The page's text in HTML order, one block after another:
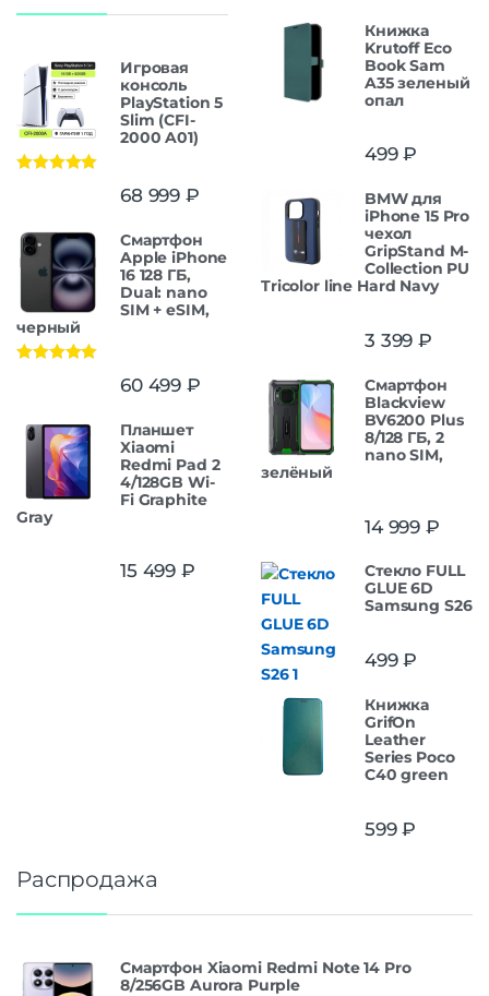
Игровая
консоль
PlayStation 5
Slim (CFI-
2000 A01)
68 999 ₽
Смартфон
Apple iPhone
16 128 ГБ,
Dual: nano
SIM + eSIM,
черный
60 499 ₽
Планшет
Xiaomi
Redmi Pad 2
4/128GB Wi-
Fi Graphite
Gray
15 499 ₽
Книжка
Krutoff Eco
Book Sam
A35 зеленый
опал
499₽
BMW для
iPhone 15 Pro
чехол
GripStand M-
Collection PU
Tricolor line Hard Navy
3 399 ₽
Смартфон
Blackview
BV6200 Plus
8/128 ГБ, 2
nano SIM,
зелёный
14 999 ₽
Стекло FULL
GLUE 6D
Samsung S26
499₽
Книжка
GrifOn
Leather
Series Poco
C40 green
599₽
Распродажа
Смартфон Xiaomi Redmi Note 14 Pro
8/256GB Aurora Purple